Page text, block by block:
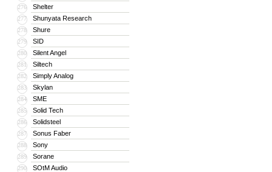
276 Shelter
277 Shunyata Research
278 Shure
279 SID
280 Silent Angel
281 Siltech
282 Simply Analog
283 Skylan
284 SME
285 Solid Tech
286 Solidsteel
287 Sonus Faber
288 Sony
289 Sorane
290 SOtM Audio